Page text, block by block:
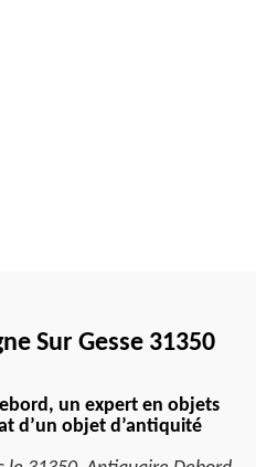
Sur Gesse 31350
un expert en objets
d’un objet d’antiquité